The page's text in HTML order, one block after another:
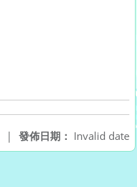
發佈日期： Invalid date
|